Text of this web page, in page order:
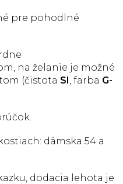
pre pohodlné
na želanie je možné
(čistota SI, farba G-
dámska 54 a
dodacia lehota je